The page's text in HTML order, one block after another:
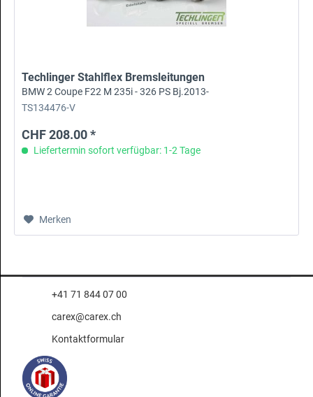
Techlinger Stahlflex Bremsleitungen
BMW 2 Coupe F22 M 235i - 326 PS Bj.2013-
TS134476-V
CHF 208.00 *
Liefertermin sofort verfügbar: 1-2 Tage
Merken
+41 71 844 07 00
carex@carex.ch
Kontaktformular